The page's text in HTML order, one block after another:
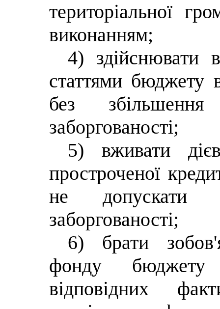
територіальної
виконанням;
4) здійснювати
статтями бюджету
без збільшення
заборгованості;
5) вживати
простроченої
не допускати
заборгованості;
6) брати
фонду
відповідних